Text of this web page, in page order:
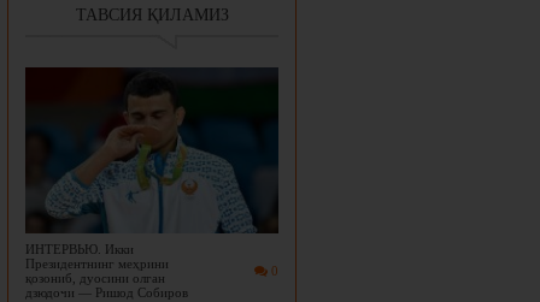
ТАВСИЯ ҚИЛАМИЗ
0
ИНТЕРВЬЮ. Икки
Президентнинг меҳрини
қозониб, дуосини олган
дзюдочи — Ришод Собиров